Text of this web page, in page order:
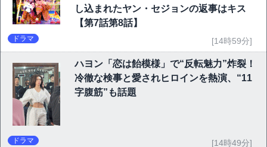
し込まれたヤン・セジョンの返事はキス
【第7話第8話】
ドラマ [14時59分]
ハヨン「恋は飴模様」で“反転魅力”炸裂！
冷徹な検事と愛されヒロインを熱演、“11
字腹筋”も話題
ドラマ [14時49分]